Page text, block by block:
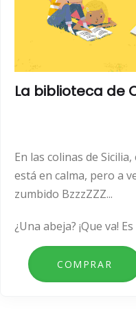
La biblioteca de
En las colinas de
está en calma, pero a
zumbido BzzzZZZ...
¿Una abeja? ¡Que va!